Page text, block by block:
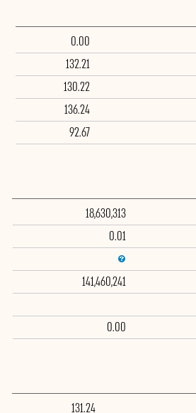
0.00
132.21
130.22
136.24
92.67
18,630,313
0.01
141,460,241
0.00
131.24